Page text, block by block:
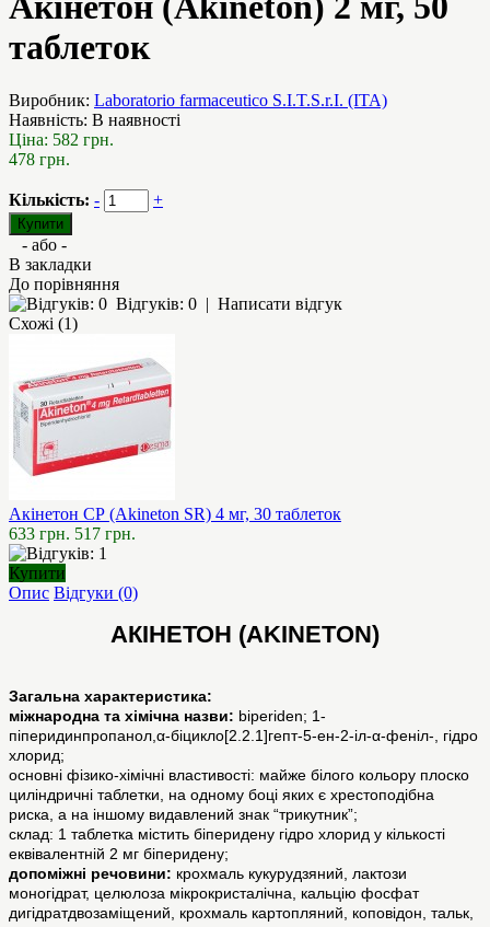
таблеток
Виробник: Laboratorio farmaceutico S.I.T.S.r.I. (ITA)
Наявність: В наявності
Ціна: 582 грн.
478 грн.
Кількість: - +
- або -
В закладки
До порівняння
Відгуків: 0 | Написати відгук
Схожі (1)
Акінетон СР (Akineton SR) 4 мг, 30 таблеток
633 грн. 517 грн.
Купити
Опис Відгуки (0)
АКІНЕТОН (AKINETON)
Загальна характеристика:
міжнародна та хімічна назви: biperiden; 1-
піперидинпропанол,α-біцикло[2.2.1]гепт-5-ен-2-іл-α-феніл-, гідро
хлорид;
основні фізико-хімічні властивості: майже білого кольору плоско
циліндричні таблетки, на одному боці яких є хрестоподібна
риска, а на іншому видавлений знак “трикутник”;
склад: 1 таблетка містить біперидену гідро хлорид у кількості
еквівалентній 2 мг біперидену;
допоміжні речовини: крохмаль кукурудзяний, лактози
моногідрат, целюлоза мікрокристалічна, кальцію фосфат
дигідратдвозаміщений, крохмаль картопляний, коповідон, тальк,